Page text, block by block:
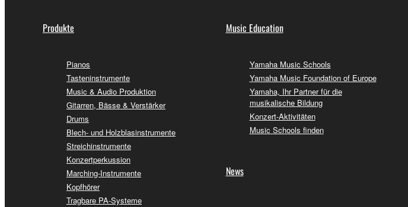
Produkte
Pianos
Tasteninstrumente
Music & Audio Produktion
Gitarren, Bässe & Verstärker
Drums
Blech- und Holzblasinstrumente
Streichinstrumente
Konzertperkussion
Marching-Instrumente
Kopfhörer
Tragbare PA-Systeme
Music Education
Yamaha Music Schools
Yamaha Music Foundation of Europe
Yamaha, Ihr Partner für die
musikalische Bildung
Konzert-Aktivitäten
Music Schools finden
News